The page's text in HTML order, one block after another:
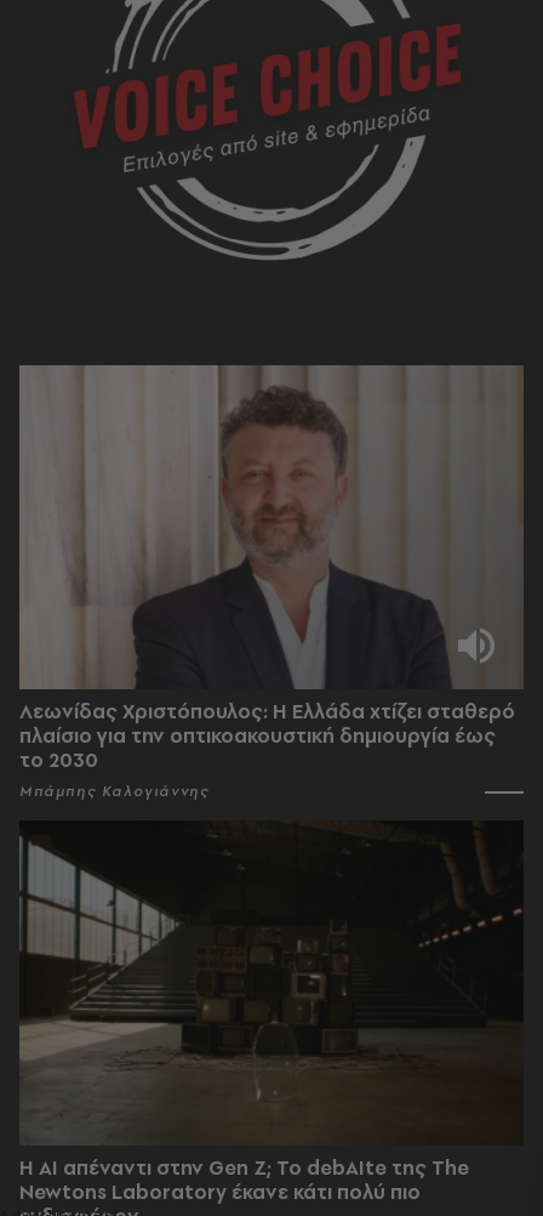
Λεωνίδας Χριστόπουλος: Η Ελλάδα χτίζει σταθερό
πλαίσιο για την οπτικοακουστική δημιουργία έως
το 2030
Μπάμπης Καλογιάννης
Η AI απέναντι στην Gen Z; Το debAIte της The
Newtons Laboratory έκανε κάτι πολύ πιο